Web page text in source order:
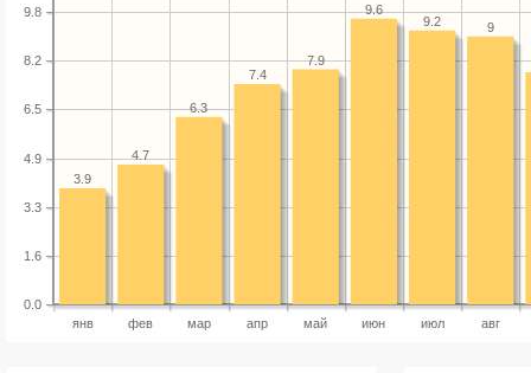
янв фев мар апр май июн июл авг
0.0
1.6
3.3
4.9
6.5
8.2
9.8
9
9.2
9.6
7.9
7.4
6.3
4.7
3.9